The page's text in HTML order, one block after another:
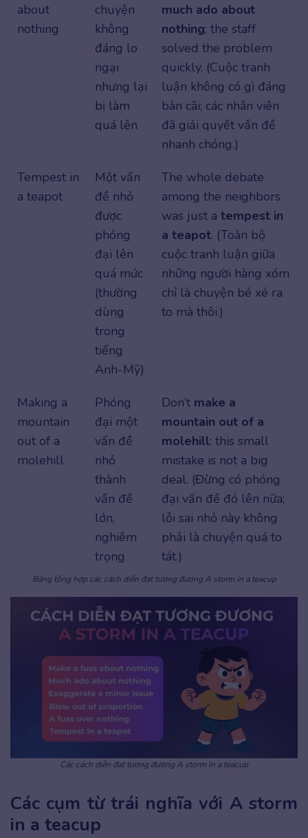
about
nothing
chuyện
không
đáng lo
ngại
nhưng lại
bị làm
quá lên
much ado about
nothing; the staff
solved the problem
quickly. (Cuộc tranh
luận không có gì đáng
bàn cãi; các nhân viên
đã giải quyết vấn đề
nhanh chóng.)
Tempest in
a teapot
Một vấn
đề nhỏ
được
phóng
đại lên
quá mức
(thường
dùng
trong
tiếng
Anh-Mỹ)
The whole debate
among the neighbors
was just a tempest in
a teapot. (Toàn bộ
cuộc tranh luận giữa
những người hàng xóm
chỉ là chuyện bé xé ra
to mà thôi.)
Making a
mountain
out of a
molehill
Phóng
đại một
vấn đề
nhỏ
thành
vấn đề
lớn,
nghiêm
trọng
Don’t make a
mountain out of a
molehill; this small
mistake is not a big
deal. (Đừng có phóng
đại vấn đề đó lên nữa;
lỗi sai nhỏ này không
phải là chuyện quá to
tát.)
Bảng tổng hợp các cách diễn đạt tương đương A storm in a teacup
Các cách diễn đạt tương đương A storm in a teacup
Các cụm từ trái nghĩa với A storm
in a teacup